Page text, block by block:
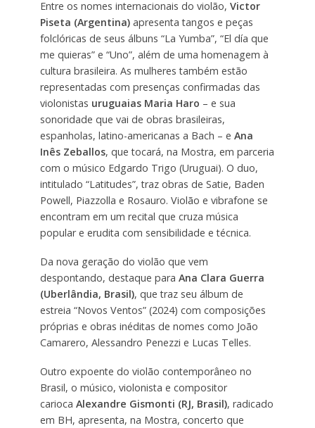
Entre os nomes internacionais do violão, Victor
Piseta (Argentina)apresenta tangos e peças
folclóricas de seus álbuns “La Yumba”, “El día que
me quieras” e “Uno”, além de uma homenagem à
cultura brasileira. As mulheres também estão
representadas com presenças confirmadas das
violonistas uruguaias Maria Haro – e sua
sonoridade que vai de obras brasileiras,
espanholas, latino-americanas a Bach – e Ana
Inês Zeballos, que tocará, na Mostra, em parceria
com o músico Edgardo Trigo (Uruguai). O duo,
intitulado “Latitudes”, traz obras de Satie, Baden
Powell, Piazzolla e Rosauro. Violão e vibrafone se
encontram em um recital que cruza música
popular e erudita com sensibilidade e técnica.
Da nova geração do violão que vem
despontando, destaque para Ana Clara Guerra
(Uberlândia, Brasil), que traz seu álbum de
estreia “Novos Ventos” (2024) com composições
próprias e obras inéditas de nomes como João
Camarero, Alessandro Penezzi e Lucas Telles.
Outro expoente do violão contemporâneo no
Brasil, o músico, violonista e compositor
carioca Alexandre Gismonti (RJ, Brasil), radicado
em BH, apresenta, na Mostra, concerto que